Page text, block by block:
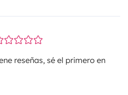
reseñas, sé el primero en